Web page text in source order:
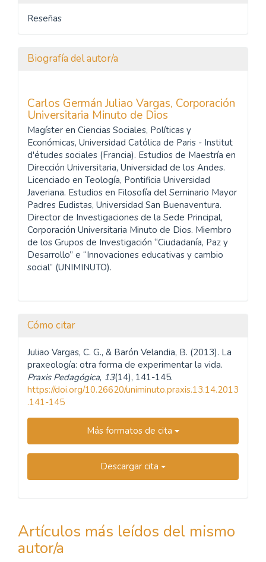
Reseñas
Biografía del autor/a
Carlos Germán Juliao Vargas, Corporación
Universitaria Minuto de Dios
Magíster en Ciencias Sociales, Políticas y
Económicas, Universidad Católica de Paris - Institut
d'études sociales (Francia). Estudios de Maestría en
Dirección Universitaria, Universidad de los Andes.
Licenciado en Teología, Pontificia Universidad
Javeriana. Estudios en Filosofía del Seminario Mayor
Padres Eudistas, Universidad San Buenaventura.
Director de Investigaciones de la Sede Principal,
Corporación Universitaria Minuto de Dios. Miembro
de los Grupos de Investigación “Ciudadanía, Paz y
Desarrollo” e “Innovaciones educativas y cambio
social” (UNIMINUTO).
Cómo citar
Juliao Vargas, C. G., & Barón Velandia, B. (2013). La
praxeología: otra forma de experimentar la vida.
Praxis Pedagógica, 13(14), 141-145.
https://doi.org/10.26620/uniminuto.praxis.13.14.2013
.141-145
Más formatos de cita
Descargar cita
Artículos más leídos del mismo
autor/a